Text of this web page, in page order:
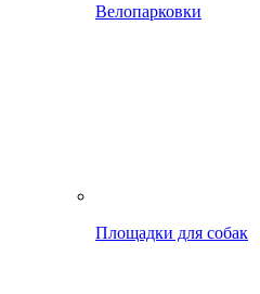
Велопарковки
Площадки для собак